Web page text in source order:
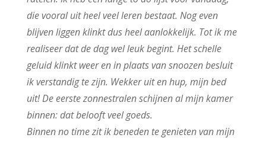
die vooral uit heel veel leren bestaat. Nog even
blijven liggen klinkt dus heel aanlokkelijk. Tot ik me
realiseer dat de dag wel leuk begint. Het schelle
geluid klinkt weer en in plaats van snoozen besluit
ik verstandig te zijn. Wekker uit en hup, mijn bed
uit! De eerste zonnestralen schijnen al mijn kamer
binnen: dat belooft veel goeds.
Binnen no time zit ik beneden te genieten van mijn